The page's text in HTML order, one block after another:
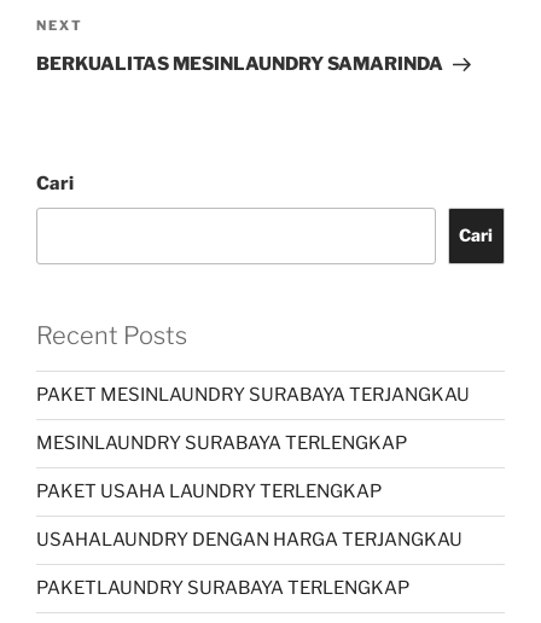
NEXT
BERKUALITAS MESINLAUNDRY SAMARINDA
Cari
Cari
Recent Posts
PAKET MESINLAUNDRY SURABAYA TERJANGKAU
MESINLAUNDRY SURABAYA TERLENGKAP
PAKET USAHA LAUNDRY TERLENGKAP
USAHALAUNDRY DENGAN HARGA TERJANGKAU
PAKETLAUNDRY SURABAYA TERLENGKAP